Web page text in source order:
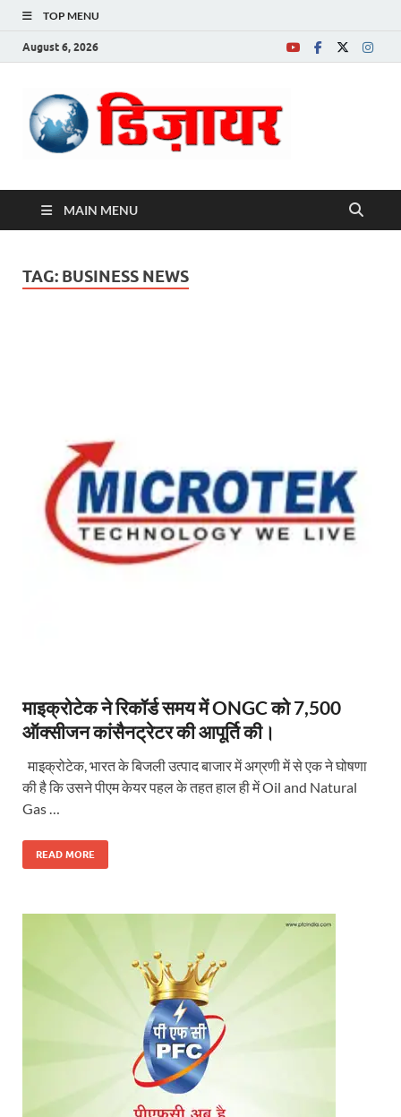
TOP MENU
August 6, 2026
MAIN MENU
TAG: BUSINESS NEWS
माइक्रोटेक ने रिकॉर्ड समय में ONGC को 7,500
ऑक्सीजन कांसैनट्रेटर की आपूर्ति की।
माइक्रोटेक, भारत के बिजली उत्पाद बाजार में अग्रणी में से एक ने घोषणा
की है कि उसने पीएम केयर पहल के तहत हाल ही में Oil and Natural
Gas …
READ MORE